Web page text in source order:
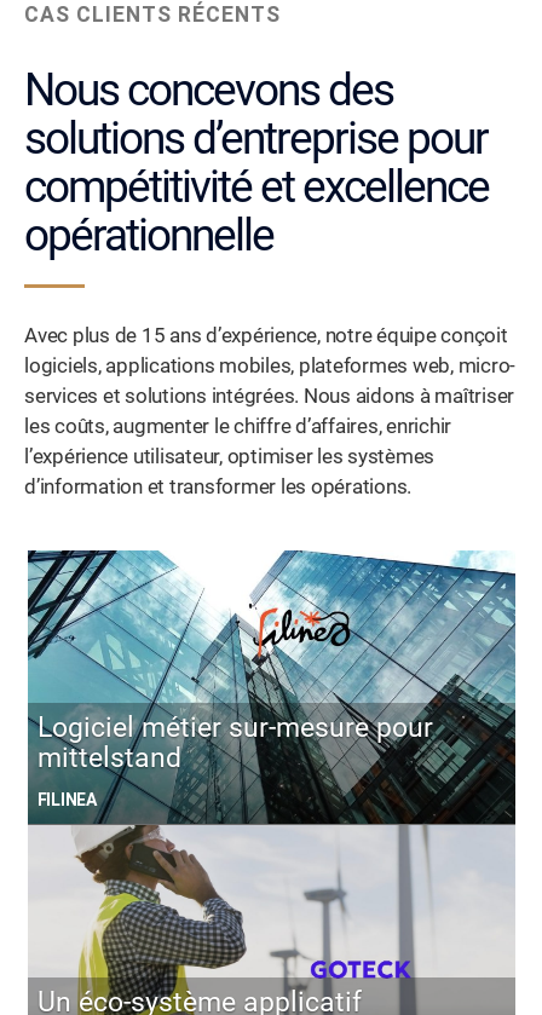
CAS CLIENTS RÉCENTS
Nous concevons des
solutions d’entreprise pour
compétitivité et excellence
opérationnelle
Avec plus de 15 ans d’expérience, notre équipe conçoit
logiciels, applications mobiles, plateformes web, micro-
services et solutions intégrées. Nous aidons à maîtriser
les coûts, augmenter le chiffre d’affaires, enrichir
l’expérience utilisateur, optimiser les systèmes
d’information et transformer les opérations.
Logiciel métier sur-mesure pour
mittelstand
FILINEA
Un éco-système applicatif